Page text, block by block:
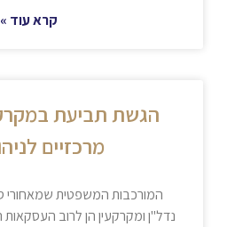
קרא עוד »
הגשת תביעת
מרכזיים
המורכבות המשפטית שמאחורי
נדל"ן ומקרקעין הן לרוב